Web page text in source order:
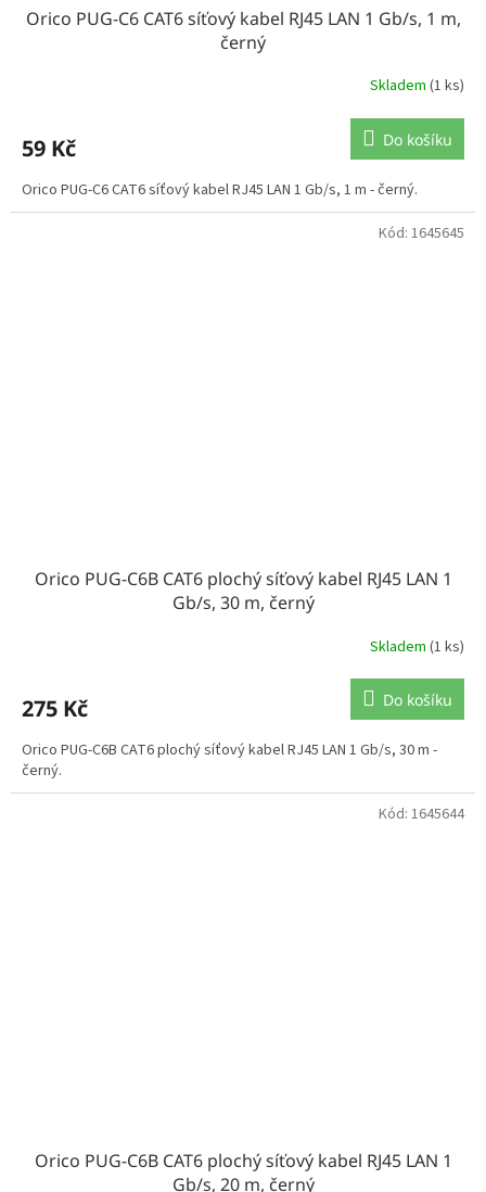
Orico PUG-C6 CAT6 síťový kabel RJ45 LAN 1 Gb/s, 1 m,
černý
Skladem (1 ks)
59 Kč Do košíku
Orico PUG-C6 CAT6 síťový kabel RJ45 LAN 1 Gb/s, 1 m - černý.
Orico PUG-C6B CAT6 plochý síťový kabel RJ45 LAN 1
Gb/s, 30 m, černý
Skladem (1 ks)
275 Kč Do košíku
Orico PUG-C6B CAT6 plochý síťový kabel RJ45 LAN 1 Gb/s, 30 m -
černý.
Kód: 1645645
Orico PUG-C6B CAT6 plochý síťový kabel RJ45 LAN 1
Gb/s, 20 m, černý
Kód: 1645644